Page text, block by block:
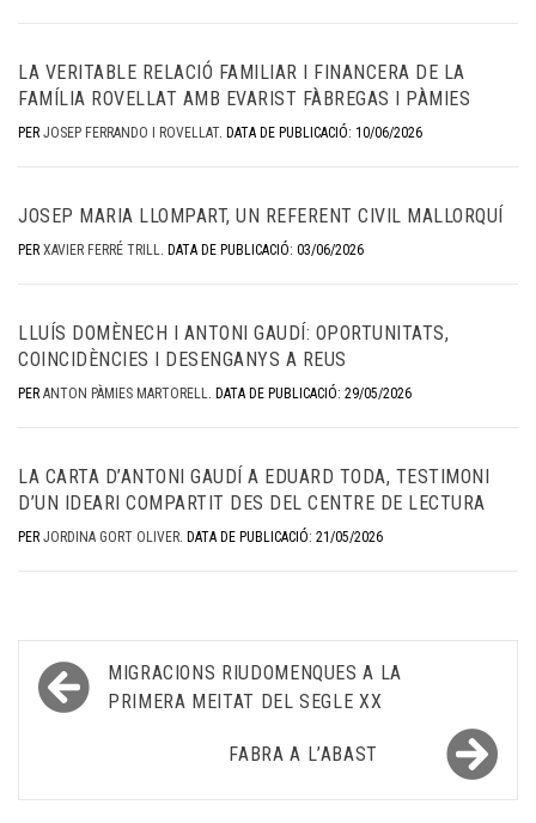
LA VERITABLE RELACIÓ FAMILIAR I FINANCERA DE LA
FAMÍLIA ROVELLAT AMB EVARIST FÀBREGAS I PÀMIES
PER JOSEP FERRANDO I ROVELLAT. DATA DE PUBLICACIÓ: 10/06/2026
JOSEP MARIA LLOMPART, UN REFERENT CIVIL MALLORQUÍ
PER XAVIER FERRÉ TRILL. DATA DE PUBLICACIÓ: 03/06/2026
LLUÍS DOMÈNECH I ANTONI GAUDÍ: OPORTUNITATS,
COINCIDÈNCIES I DESENGANYS A REUS
PER ANTON PÀMIES MARTORELL. DATA DE PUBLICACIÓ: 29/05/2026
LA CARTA D’ANTONI GAUDÍ A EDUARD TODA, TESTIMONI
D’UN IDEARI COMPARTIT DES DEL CENTRE DE LECTURA
PER JORDINA GORT OLIVER. DATA DE PUBLICACIÓ: 21/05/2026
Navegació
d'entrades
MIGRACIONS RIUDOMENQUES A LA
PRIMERA MEITAT DEL SEGLE XX
FABRA A L’ABAST